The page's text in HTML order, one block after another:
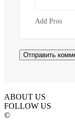
Add Pros
ABOUT US
FOLLOW US
©